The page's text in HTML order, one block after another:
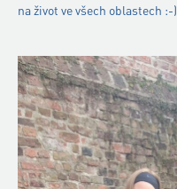
na život ve všech oblastech :-).